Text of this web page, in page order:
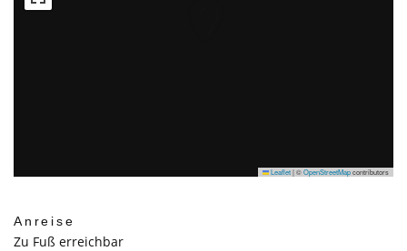
Leaflet|©OpenStreetMapcontributors
Anreise
Zu Fuß erreichbar